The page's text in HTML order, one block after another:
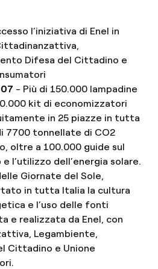
l’iniziativa di Enel in
Difesa del Cittadino e
- Più di 150.000 lampadine
kit di economizzatori
in 25 piazze in tutta
7700 tonnellate di CO2
oltre a 100.000 guide sul
l’utilizzo dell’energia solare.
Giornate del Sole,
in tutta Italia la cultura
e l’uso delle fonti
e realizzata da Enel, con
Legambiente,
Cittadino e Unione